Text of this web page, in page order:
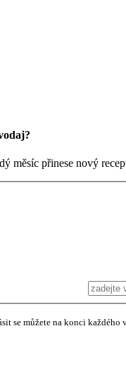
měsíc přinese nový
se můžete na konci každého